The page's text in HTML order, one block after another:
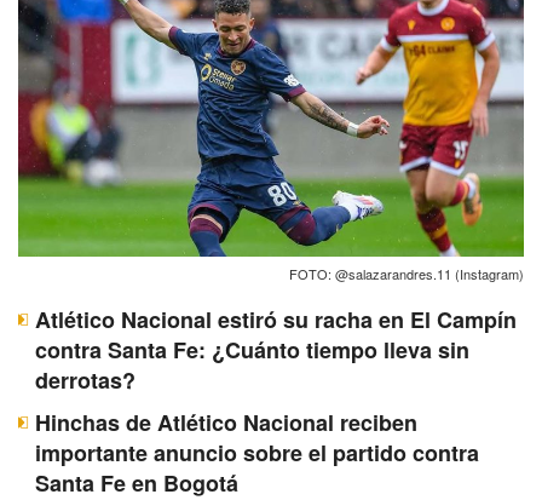
FOTO: @salazarandres.11 (Instagram)
Atlético Nacional estiró su racha en El Campín
contra Santa Fe: ¿Cuánto tiempo lleva sin
derrotas?
Hinchas de Atlético Nacional reciben
importante anuncio sobre el partido contra
Santa Fe en Bogotá